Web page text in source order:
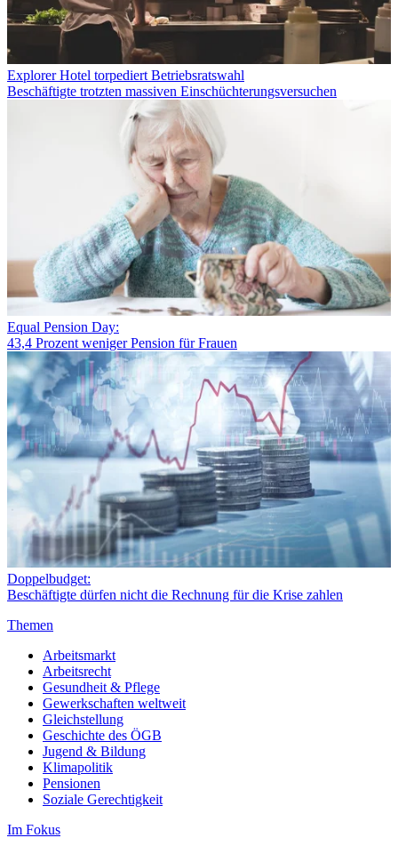
Explorer Hotel torpediert Betriebsratswahl
Beschäftigte trotzten massiven Einschüchterungsversuchen
Equal Pension Day:
43,4 Prozent weniger Pension für Frauen
Doppelbudget:
Beschäftigte dürfen nicht die Rechnung für die Krise zahlen
Themen
Arbeitsmarkt
Arbeitsrecht
Gesundheit & Pflege
Gewerkschaften weltweit
Gleichstellung
Geschichte des ÖGB
Jugend & Bildung
Klimapolitik
Pensionen
Soziale Gerechtigkeit
Im Fokus